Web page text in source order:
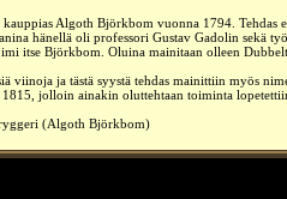
kauppias Algoth Björkbom vuonna 1794. Tehdas
hänellä oli professori Gustav Gadolin sekä
itse Björkbom. Oluina mainitaan olleen
viinoja ja tästä syystä tehdas mainittiin myös
jolloin ainakin oluttehtaan toiminta
(Algoth Björkbom)